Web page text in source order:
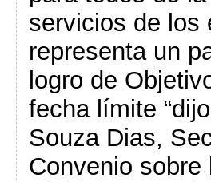
servicios de los
representa un
logro de
fecha límite
Souza Dias,
Convenio sobre